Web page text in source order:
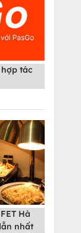
tác
Hà
nhất